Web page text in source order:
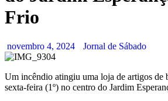
Frio
novembro 4, 2024 Jornal de Sábado
Um incêndio atingiu uma loja de artigos de
sexta-feira (1º) no centro do Jardim